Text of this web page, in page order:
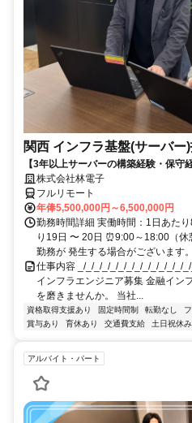
関西 インフラ基盤(サーバー
【3年以上サーバーの構築経験・保守
株式会社林電子
フルリモート
年俸5,500,000円～6,500,000円
勤務時間詳細 実働時間：1日あた
り19日 〜 20日 ⏰9:00～18:00（
勤務が 発生する場合がございます。
仕事内容 _/_/_/_/_/_/_/_/_/_/_/_/_/
インフラエンジニア募集 金融イン
を磨きませんか。 当社...
資格取得支援あり 固定時間制 転勤なし
賞与あり
育休あり 交通費支給 土日祝休み
アルバイト・パート